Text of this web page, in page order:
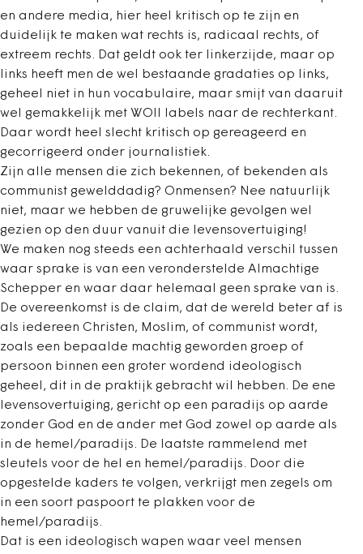
en andere media, hier heel kritisch op te zijn en
duidelijk te maken wat rechts is, radicaal rechts, of
extreem rechts. Dat geldt ook ter linkerzijde, maar op
links heeft men de wel bestaande gradaties op links,
geheel niet in hun vocabulaire, maar smijt van daaruit
wel gemakkelijk met WOII labels naar de rechterkant.
Daar wordt heel slecht kritisch op gereageerd en
gecorrigeerd onder journalistiek.
Zijn alle mensen die zich bekennen, of bekenden als
communist gewelddadig? Onmensen? Nee natuurlijk
niet, maar we hebben de gruwelijke gevolgen wel
gezien op den duur vanuit die levensovertuiging!
We maken nog steeds een achterhaald verschil tussen
waar sprake is van een veronderstelde Almachtige
Schepper en waar daar helemaal geen sprake van is.
De overeenkomst is de claim, dat de wereld beter af is
als iedereen Christen, Moslim, of communist wordt,
zoals een bepaalde machtig geworden groep of
persoon binnen een groter wordend ideologisch
geheel, dit in de praktijk gebracht wil hebben. De ene
levensovertuiging, gericht op een paradijs op aarde
zonder God en de ander met God zowel op aarde als
in de hemel/paradijs. De laatste rammelend met
sleutels voor de hel en hemel/paradijs. Door die
opgestelde kaders te volgen, verkrijgt men zegels om
in een soort paspoort te plakken voor de
hemel/paradijs.
Dat is een ideologisch wapen waar veel mensen